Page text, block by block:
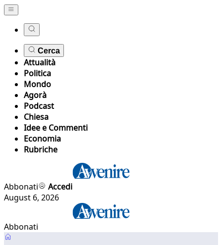
Cerca
Attualità
Politica
Mondo
Agorà
Podcast
Chiesa
Idee e Commenti
Economia
Rubriche
Abbonati
Accedi
August 6, 2026
Abbonati